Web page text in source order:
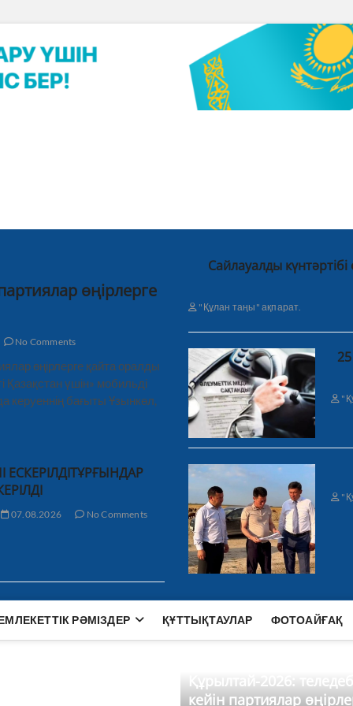
өңірлерге
No Comments
өңірлерге қайта оралды
Қазақстан үшін» мобильді
керуеннің бағыты Ұзынкөл,
Сайлауалды
"Құлан таңы" ақпарат.
ЕСКЕРІЛДІТҰРҒЫНДАР
07.08.2026 No Comments
РӘМІЗДЕР ҚҰТТЫҚТАУЛАР ФОТОАЙҒАҚ
Құрылтай-2026:
кейін партиялар